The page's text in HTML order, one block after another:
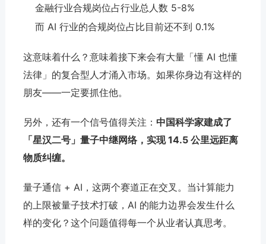
金融行业合规岗位占行业总人数 5-8%
而 AI 行业的合规岗位占比目前还不到 0.1%
这意味着什么？意味着接下来会有大量「懂 AI 也懂
法律」的复合型人才涌入市场。如果你身边有这样的
朋友——一定要抓住他。
另外，还有一个信号值得关注： 中国科学家建成了
「星汉二号」量子中继网络，实现 14.5 公里远距离
物质纠缠。
量子通信 + AI，这两个赛道正在交叉。当计算能力
的上限被量子技术打破，AI 的能力边界会发生什么
样的变化？这个问题值得每一个从业者认真思考。